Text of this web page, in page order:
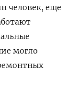
человек, еще
могло